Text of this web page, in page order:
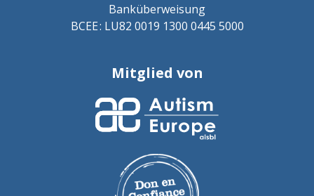
Banküberweisung
BCEE : LU82 0019 1300 0445 5000
Mitglied von